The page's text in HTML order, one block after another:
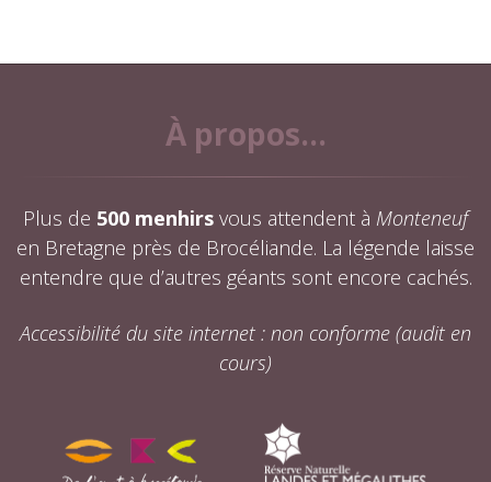
À propos...
Plus de 500 menhirs vous attendent à Monteneuf
en Bretagne près de Brocéliande. La légende laisse
entendre que d’autres géants sont encore cachés.
Accessibilité du site internet : non conforme (audit en
cours)